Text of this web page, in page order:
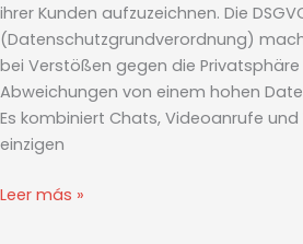
ihrer Kunden aufzuzeichnen. Die
(Datenschutzgrundverordnung)
bei Verstößen gegen die
Abweichungen von einem hohen
Es kombiniert Chats, Videoanrufe und
einzigen
Leer más »